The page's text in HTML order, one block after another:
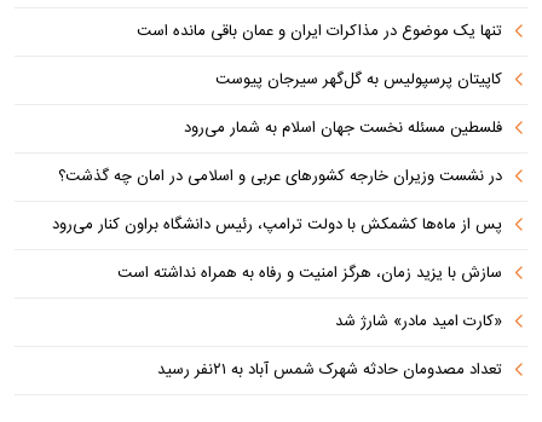
تنها یک موضوع در مذاکرات ایران و عمان باقی مانده است
کاپیتان پرسپولیس به گل‌گهر سیرجان پیوست
فلسطین مسئله نخست جهان اسلام به شمار می‌رود
در نشست وزیران خارجه کشورهای عربی و اسلامی در امان چه گذشت؟
پس از ماه‌ها کشمکش با دولت ترامپ، رئیس دانشگاه براون کنار می‌رود
سازش با یزید زمان، هرگز امنیت و رفاه به همراه نداشته است
«کارت امید مادر» شارژ شد
تعداد مصدومان حادثه شهرک شمس آباد به ۲۱نفر رسید